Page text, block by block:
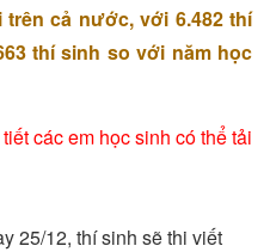
cả nước, với 6.482 thí
thí sinh so với năm học
các em học sinh có thể tải
25/12, thí sinh sẽ thi viết